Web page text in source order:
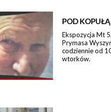
POD
Ekspozycja Mt
Prymasa
codziennie od
wtorków.